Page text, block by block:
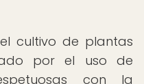
cultivo de plantas
por el uso de
con la